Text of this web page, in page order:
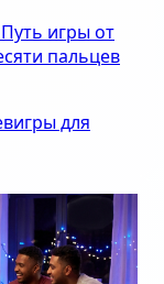
игры от
пальцев
игры для